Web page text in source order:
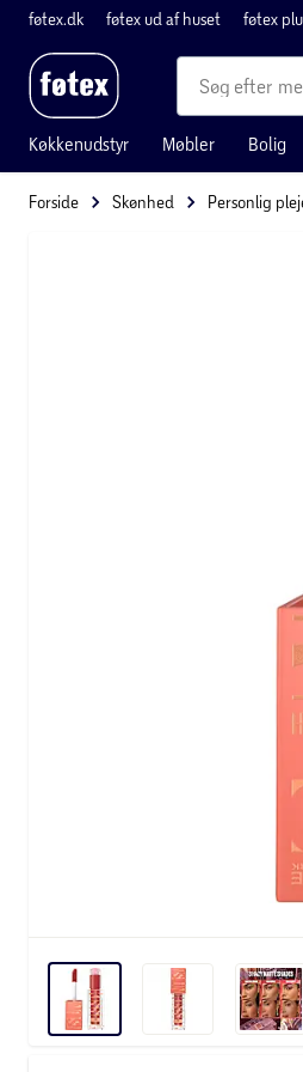
føtex.dk føtex ud af huset føtex
Køkkenudstyr Møbler Bolig
Forside Skønhed Personlig